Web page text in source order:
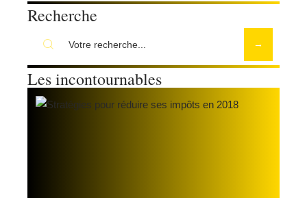
Recherche
Les incontournables